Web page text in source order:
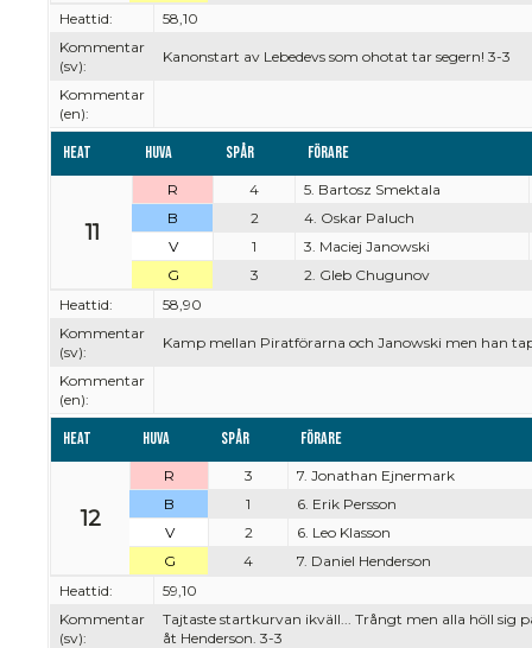
Heattid:
58,10
Kommentar
(sv):
Kanonstart av Lebedevs som ohotat tar segern! 3-3
Kommentar
(en):
Heat Huva Spår Förare
11
R 4
5. Bartosz Smektala
B
2
4. Oskar Paluch
V
1
3. Maciej Janowski
G
3
2. Gleb Chugunov
Heattid:
58,90
Kommentar
(sv):
Kamp mellan Piratförarna och Janowski men han
Kommentar
(en):
Heat Huva Spår Förare
12
R 3
7. Jonathan Ejnermark
B
1
6. Erik Persson
V
2
6. Leo Klasson
G
4
7. Daniel Henderson
Heattid:
59,10
Kommentar
(sv):
Tajtaste startkurvan ikväll... Trångt men alla höll sig
åt Henderson. 3-3